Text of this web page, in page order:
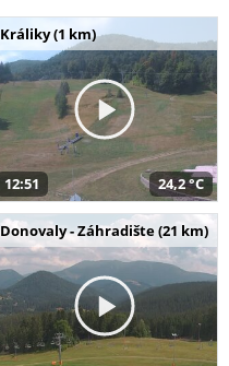
Králiky (1 km)
12:51 24,2 °C
Donovaly - Záhradište (21 km)